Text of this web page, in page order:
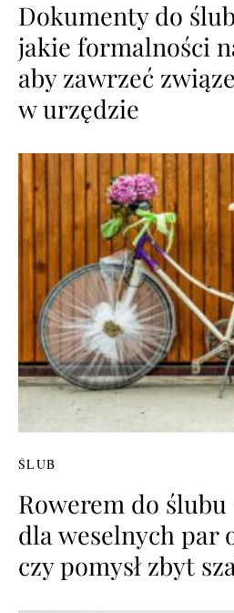
Dokumenty do
jakie formalności
aby zawrzeć
w urzędzie
ŚLUB
Rowerem do
dla weselnych par
czy pomysł zbyt